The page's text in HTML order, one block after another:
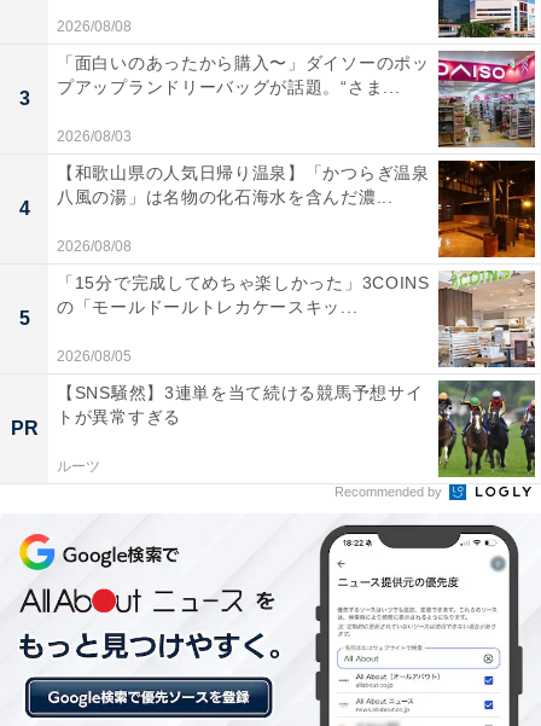
2026/08/08
3
「面白いのあったから購入〜」ダイソーのポッ
プアップランドリーバッグが話題。“さま...
2026/08/03
4
【和歌山県の人気日帰り温泉】「かつらぎ温泉
八風の湯」は名物の化石海水を含んだ濃...
2026/08/08
5
「15分で完成してめちゃ楽しかった」3COINS
の「モールドールトレカケースキッ...
2026/08/05
PR
【SNS騒然】3連単を当て続ける競馬予想サイ
トが異常すぎる
ルーツ
Recommended by